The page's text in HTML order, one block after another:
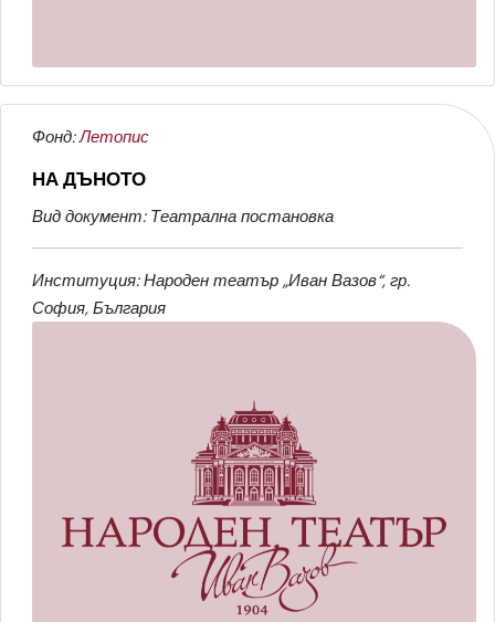
Фонд:Летопис
НА ДЪНОТО
Вид документ: Театрална постановка
Институция: Народен театър „Иван Вазов“, гр.
София, България